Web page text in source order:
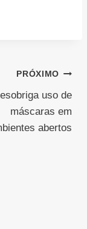
PRÓXIMO
uso de
máscaras em
abertos